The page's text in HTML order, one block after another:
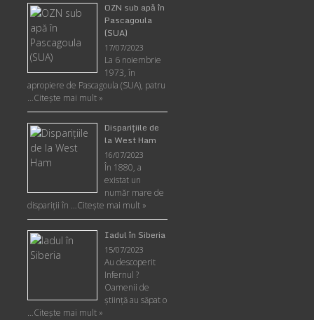
OZN sub apă în
Pascagoula
(SUA)
17/07/2023
La 6 noiembrie
1973, în
apropiere de Pascagoula (SUA), patru
…Citește mai mult »
Disparițiile de
la West Ham
16/07/2023
În 1880, a
existat un
număr mare de
dispariții în …Citește mai mult »
Iadul în Siberia
15/07/2023
Au descoperit
Infernul ?
Oamenii de
ştiinţă au săpat o
…Citește mai mult »